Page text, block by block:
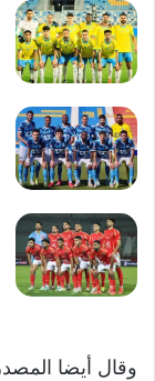
وقال أيضا